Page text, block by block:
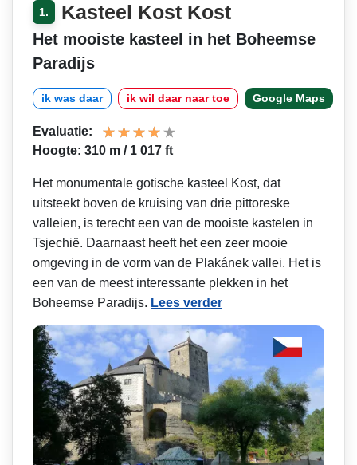
1. Kasteel Kost Kost
Het mooiste kasteel in het Boheemse
Paradijs
ik was daar ik wil daar naar toe Google Maps
Evaluatie:
Hoogte: 310 m / 1 017 ft
Het monumentale gotische kasteel Kost, dat
uitsteekt boven de kruising van drie pittoreske
valleien, is terecht een van de mooiste kastelen in
Tsjechië. Daarnaast heeft het een zeer mooie
omgeving in de vorm van de Plakánek vallei. Het is
een van de meest interessante plekken in het
Boheemse Paradijs. Lees verder